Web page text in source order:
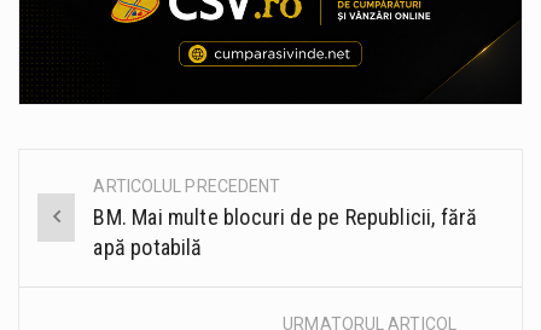
Post
navigation
ARTICOLUL PRECEDENT
BM. Mai multe blocuri de pe Republicii, fără
apă potabilă
URMATORUL ARTICOL